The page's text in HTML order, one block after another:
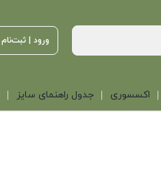
ورود | ثبت‌نام
اکسسوری جدول راهنمای سایز